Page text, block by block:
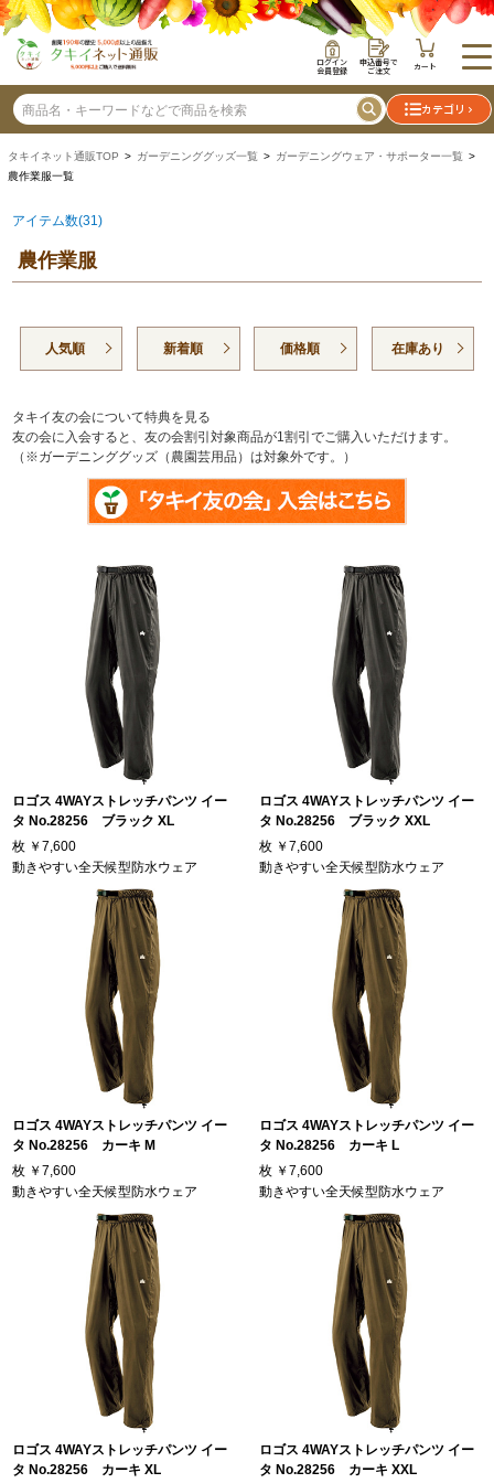
ログイン
会員登録
申込番号で
ご注文 カート
カテゴリ
タキイネット通販TOP > ガーデニンググッズ一覧 > ガーデニングウェア・サポーター一覧 >
農作業服一覧
アイテム数(31)
農作業服
人気順 新着順 価格順 在庫あり
タキイ友の会について特典を見る
友の会に入会すると、友の会割引対象商品が1割引でご購入いただけます。
（※ガーデニンググッズ（農園芸用品）は対象外です。）
ロゴス 4WAYストレッチパンツ イー
タ No.28256 ブラック XL
枚 ￥7,600
動きやすい全天候型防水ウェア
ロゴス 4WAYストレッチパンツ イー
タ No.28256 ブラック XXL
枚 ￥7,600
動きやすい全天候型防水ウェア
ロゴス 4WAYストレッチパンツ イー
タ No.28256 カーキ M
枚 ￥7,600
動きやすい全天候型防水ウェア
ロゴス 4WAYストレッチパンツ イー
タ No.28256 カーキ L
枚 ￥7,600
動きやすい全天候型防水ウェア
ロゴス 4WAYストレッチパンツ イー
タ No.28256 カーキ XL
ロゴス 4WAYストレッチパンツ イー
タ No.28256 カーキ XXL